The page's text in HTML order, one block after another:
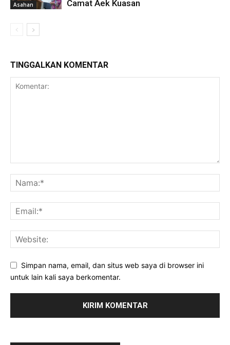
Asahan Camat Aek Kuasan
TINGGALKAN KOMENTAR
Simpan nama, email, dan situs web saya di browser ini
untuk lain kali saya berkomentar.